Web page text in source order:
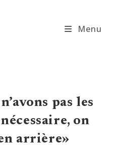
Menu
pas les
on
arrière»